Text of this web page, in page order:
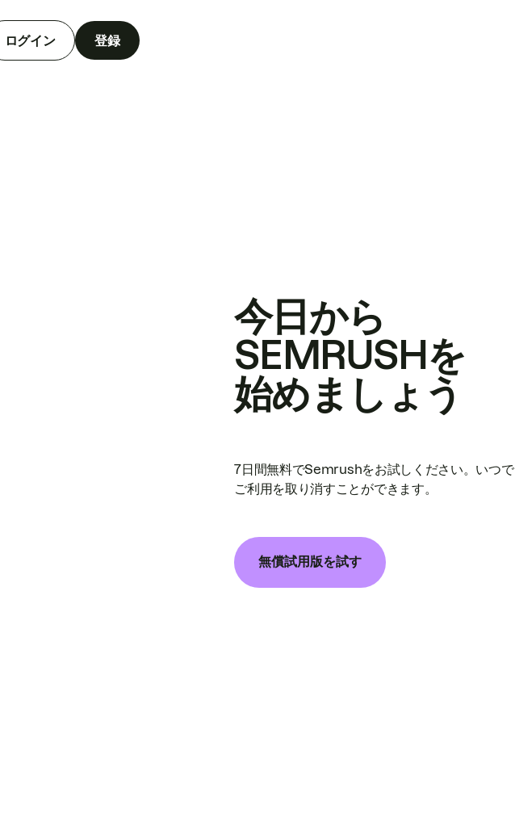
ログイン 登録
今日から
SEMRUSHを
始めましょう
7日間無料でSemrushをお試しください。いつ
ご利用を取り消すことができます。
無償試用版を試す